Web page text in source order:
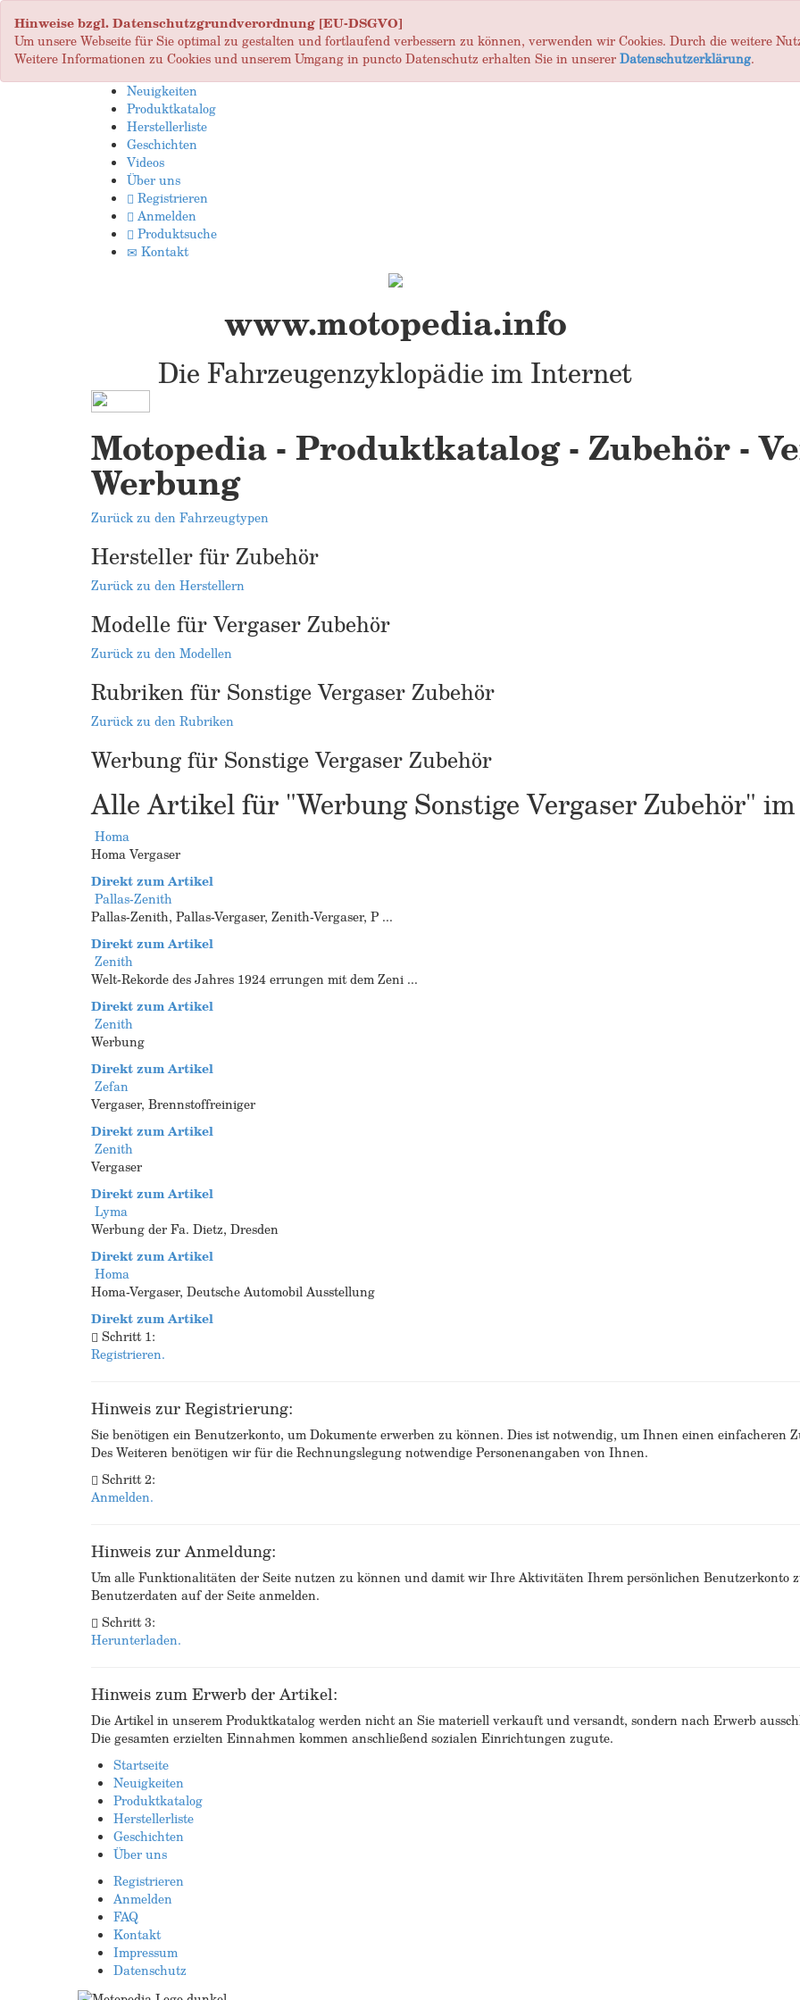
Hinweise bzgl. Datenschutzgrundverordnung [EU-DSGVO]
Um unsere Webseite für Sie optimal zu gestalten und fortlaufend verbessern zu können, verwenden wir Cookies. Durch die weitere
Weitere Informationen zu Cookies und unserem Umgang in puncto Datenschutz erhalten Sie in unsererDatenschutzerklärung.
Neuigkeiten
Produktkatalog
Herstellerliste
Geschichten
Videos
Über uns
Registrieren
Anmelden
Produktsuche
Kontakt
www.motopedia.info
Die Fahrzeugenzyklopädie im Internet
Motopedia - Produktkatalog - Zubehör -
Werbung
Zurück zu den Fahrzeugtypen
Hersteller für Zubehör
Zurück zu den Herstellern
Modelle für Vergaser Zubehör
Zurück zu den Modellen
Rubriken für Sonstige Vergaser Zubehör
Zurück zu den Rubriken
Werbung für Sonstige Vergaser Zubehör
Alle Artikel für "Werbung Sonstige Vergaser Zubehör"
Homa
Homa Vergaser
Direkt zum Artikel
Pallas-Zenith
Pallas-Zenith, Pallas-Vergaser, Zenith-Vergaser, P ...
Direkt zum Artikel
Zenith
Welt-Rekorde des Jahres 1924 errungen mit dem Zeni ...
Direkt zum Artikel
Zenith
Werbung
Direkt zum Artikel
Zefan
Vergaser, Brennstoffreiniger
Direkt zum Artikel
Zenith
Vergaser
Direkt zum Artikel
Lyma
Werbung der Fa. Dietz, Dresden
Direkt zum Artikel
Homa
Homa-Vergaser, Deutsche Automobil Ausstellung
Direkt zum Artikel
Schritt 1:
Registrieren.
Hinweis zur Registrierung:
Sie benötigen ein Benutzerkonto, um Dokumente erwerben zu können. Dies ist notwendig, um Ihnen einen einfacheren
Des Weiteren benötigen wir für die Rechnungslegung notwendige Personenangaben von Ihnen.
Schritt 2:
Anmelden.
Hinweis zur Anmeldung:
Um alle Funktionalitäten der Seite nutzen zu können und damit wir Ihre Aktivitäten Ihrem persönlichen Benutzerkonto
Benutzerdaten auf der Seite anmelden.
Schritt 3:
Herunterladen.
Hinweis zum Erwerb der Artikel:
Die Artikel in unserem Produktkatalog werden nicht an Sie materiell verkauft und versandt, sondern nach Erwerb
Die gesamten erzielten Einnahmen kommen anschließend sozialen Einrichtungen zugute.
Startseite
Neuigkeiten
Produktkatalog
Herstellerliste
Geschichten
Über uns
Registrieren
Anmelden
FAQ
Kontakt
Impressum
Datenschutz